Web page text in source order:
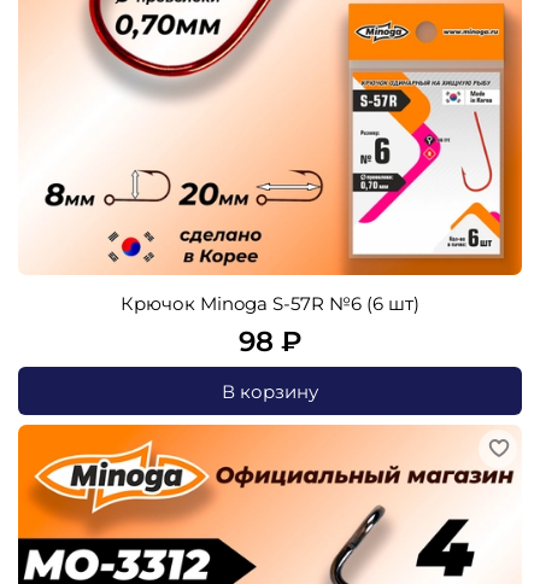
Крючок Minoga S-57R №6 (6 шт)
98 ₽
В корзину